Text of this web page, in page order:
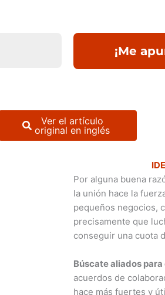
Ver el artículo
original en inglés
Por alguna buena
la unión hace la
pequeños negocios,
precisamente que
conseguir una cuota
Búscate aliados para
acuerdos de
hace más fuertes y